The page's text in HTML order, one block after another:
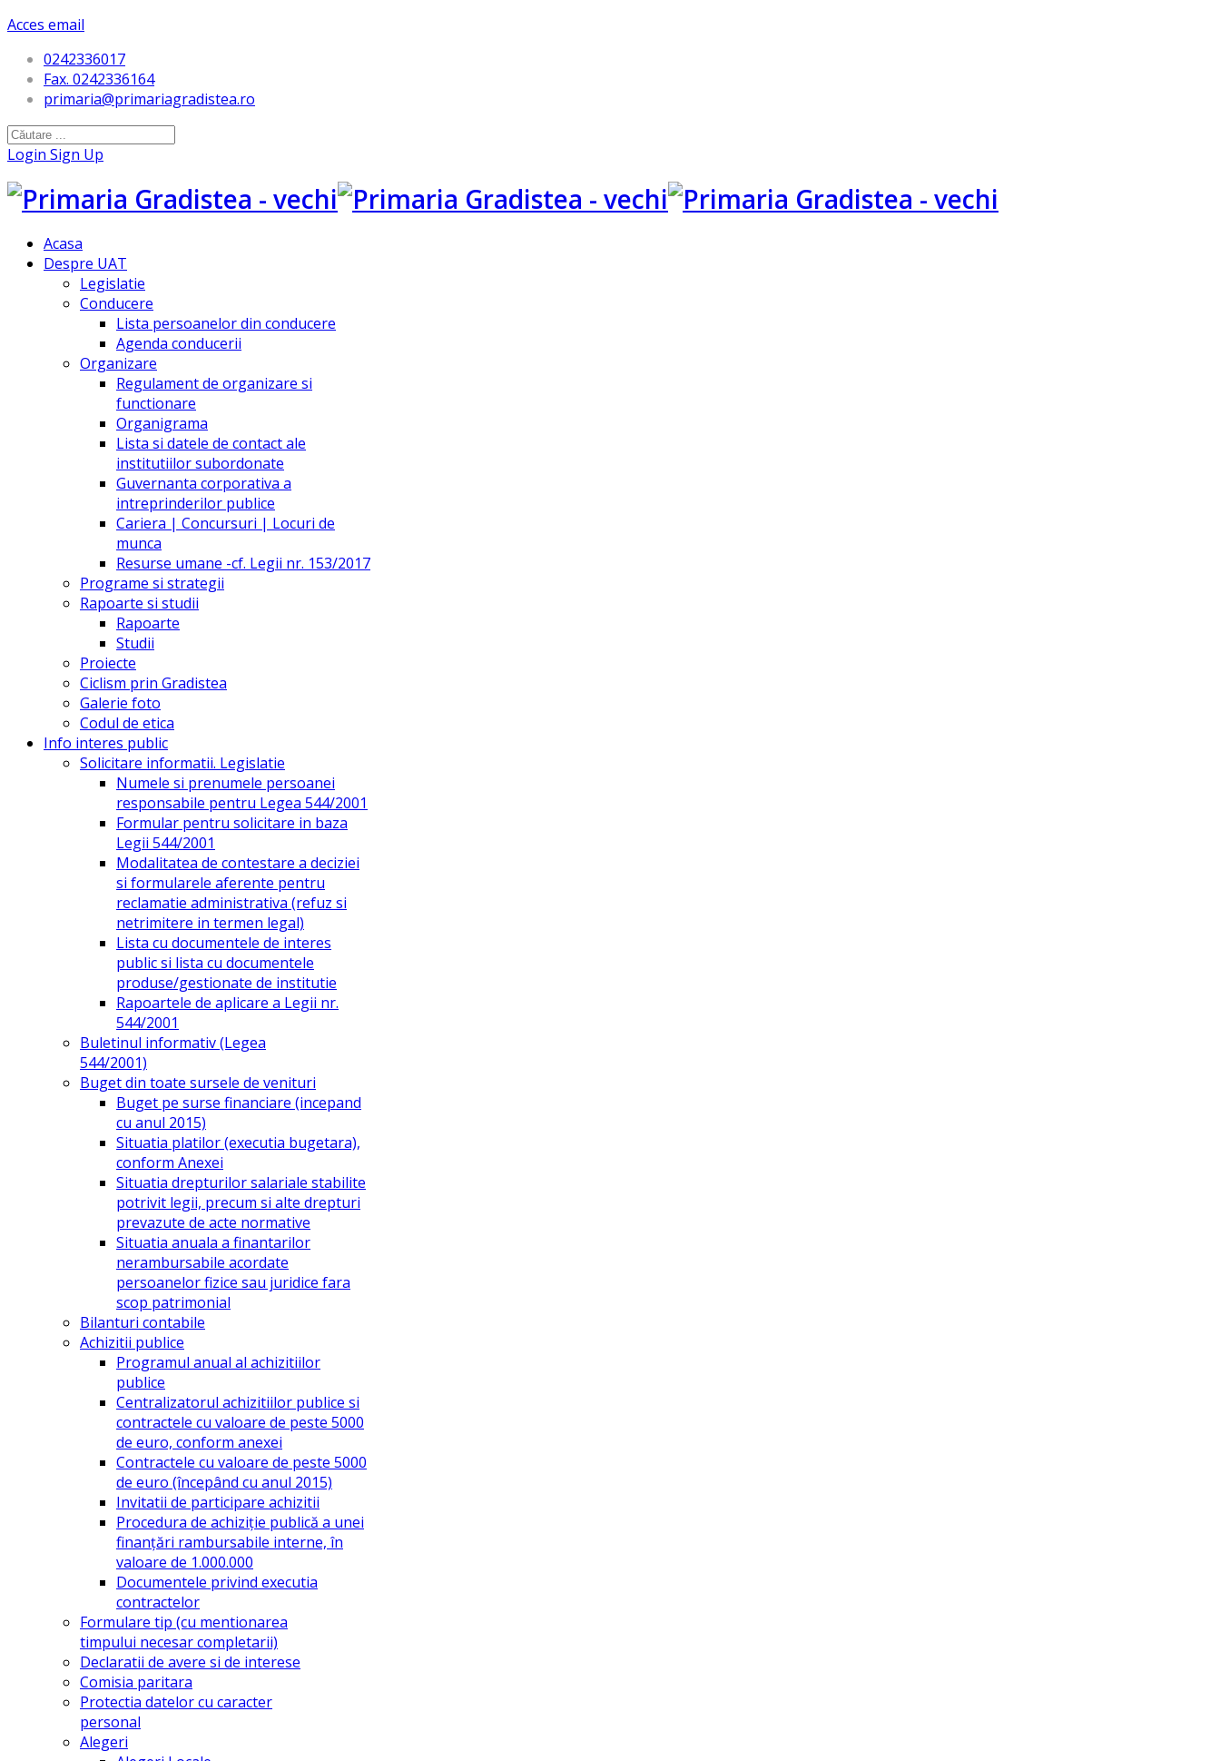
Acces email
0242336017
Fax. 0242336164
primaria@primariagradistea.ro
Login Sign Up
Acasa
Despre UAT
Legislatie
Conducere
Lista persoanelor din conducere
Agenda conducerii
Organizare
Regulament de organizare si
functionare
Organigrama
Lista si datele de contact ale
institutiilor subordonate
Guvernanta corporativa a
intreprinderilor publice
Cariera | Concursuri | Locuri de
munca
Resurse umane -cf. Legii nr. 153/2017
Programe si strategii
Rapoarte si studii
Rapoarte
Studii
Proiecte
Ciclism prin Gradistea
Galerie foto
Codul de etica
Info interes public
Solicitare informatii. Legislatie
Numele si prenumele persoanei
responsabile pentru Legea 544/2001
Formular pentru solicitare in baza
Legii 544/2001
Modalitatea de contestare a deciziei
si formularele aferente pentru
reclamatie administrativa (refuz si
netrimitere in termen legal)
Lista cu documentele de interes
public si lista cu documentele
produse/gestionate de institutie
Rapoartele de aplicare a Legii nr.
544/2001
Buletinul informativ (Legea
544/2001)
Buget din toate sursele de venituri
Buget pe surse financiare (incepand
cu anul 2015)
Situatia platilor (executia bugetara),
conform Anexei
Situatia drepturilor salariale stabilite
potrivit legii, precum si alte drepturi
prevazute de acte normative
Situatia anuala a finantarilor
nerambursabile acordate
persoanelor fizice sau juridice fara
scop patrimonial
Bilanturi contabile
Achizitii publice
Programul anual al achizitiilor
publice
Centralizatorul achizitiilor publice si
contractele cu valoare de peste 5000
de euro, conform anexei
Contractele cu valoare de peste 5000
de euro (începând cu anul 2015)
Invitatii de participare achizitii
Procedura de achiziție publică a unei
finanțări rambursabile interne, în
valoare de 1.000.000
Documentele privind executia
contractelor
Formulare tip (cu mentionarea
timpului necesar completarii)
Declaratii de avere si de interese
Comisia paritara
Protectia datelor cu caracter
personal
Alegeri